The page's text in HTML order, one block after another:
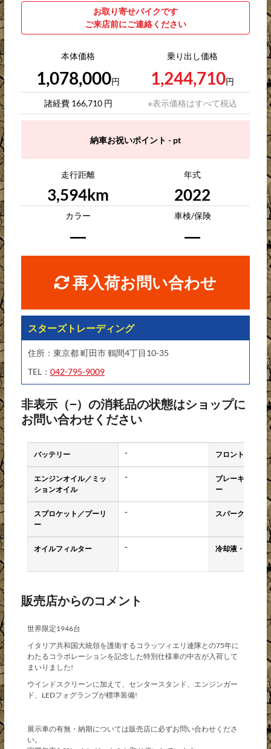
お取り寄せバイクです
ご来店前にご連絡ください
本体価格 乗り出し価格
1,078,000円 1,244,710円
諸経費 166,710 円 ※表示価格はすべて税込
納車お祝いポイント - pt
走行距離 年式
3,594km 2022
カラー 車検/保険
― ―
再入荷お問い合わせ
スターズトレーディング
住所：東京都 町田市 鶴間4丁目10-35
TEL： 042-795-9009
非表示（−）の消耗品の状態はショップに
お問い合わせください
バッテリー - フロントタイヤ
エンジンオイル／ミッ
ションオイル
-
ブレーキパッド
ー
スプロケット／プーリ
ー
- スパークプラグ
オイルフィルター - 冷却液・クーラ
販売店からのコメント
世界限定1946台
イタリア共和国大統領を護衛するコラッツィエリ連隊との75年に
わたるコラボレーションを記念した特別仕様車の中古が入荷して
まいりました!
ウインドスクリーンに加えて、センタースタンド、エンジンガー
ド、LEDフォグランプが標準装備!
展示車の有無・納期については販売店に必ずお問い合わせくださ
い。